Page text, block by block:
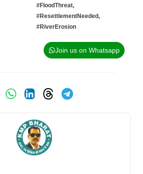
#FloodThreat,
#ResettlementNeeded,
#RiverErosion
Join us on Whatsapp